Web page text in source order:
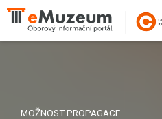
MOŽNOST PROPAGACE